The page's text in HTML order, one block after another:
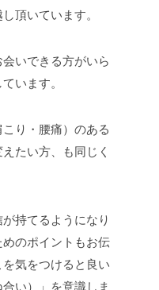
頂いています。
いできる方がいら
います。
り・腰痛）のある
たい方、も同じく
持てるようになり
のポイントもお伝
気をつけると良い
い）」を意識しま